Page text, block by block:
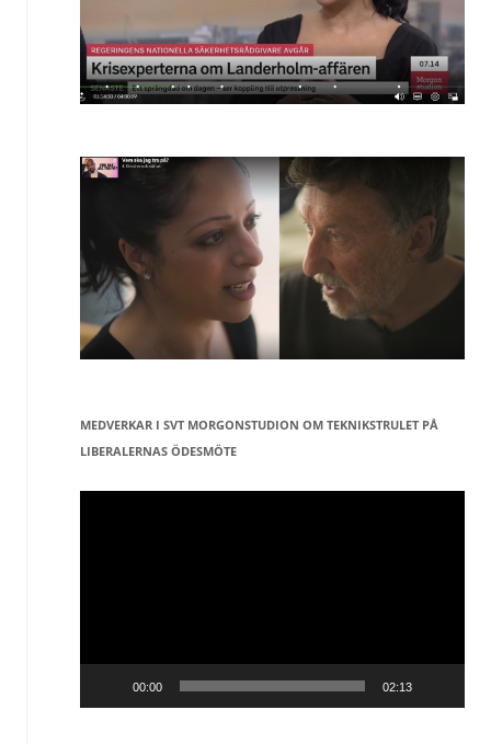
MEDVERKAR I SVT MORGONSTUDION OM TEKNIKSTRULET PÅ
LIBERALERNAS ÖDESMÖTE
Videospelare
00:00 02:13